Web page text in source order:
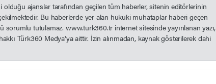
ajanslar tarafından geçilen tüm haberler, sitenin editörlerinin
Bu haberlerde yer alan hukuki muhataplar haberi geçen
tutulamaz. www.turk360.tr internet sitesinde yayınlanan yazı,
Türk360 Medya'ya aittir. İzin alınmadan, kaynak gösterilerek dahi